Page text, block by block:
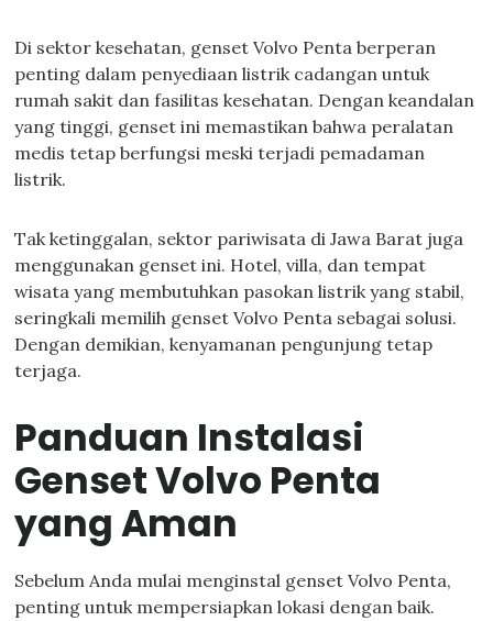
Di sektor kesehatan, genset Volvo Penta berperan
penting dalam penyediaan listrik cadangan untuk
rumah sakit dan fasilitas kesehatan. Dengan keandalan
yang tinggi, genset ini memastikan bahwa peralatan
medis tetap berfungsi meski terjadi pemadaman
listrik.
Tak ketinggalan, sektor pariwisata di Jawa Barat juga
menggunakan genset ini. Hotel, villa, dan tempat
wisata yang membutuhkan pasokan listrik yang stabil,
seringkali memilih genset Volvo Penta sebagai solusi.
Dengan demikian, kenyamanan pengunjung tetap
terjaga.
Panduan Instalasi
Genset Volvo Penta
yang Aman
Sebelum Anda mulai menginstal genset Volvo Penta,
penting untuk mempersiapkan lokasi dengan baik.